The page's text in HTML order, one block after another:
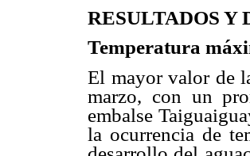
RESULTADOS Y
Temperatura
El mayor valor de
marzo, con un
embalse
la ocurrencia de